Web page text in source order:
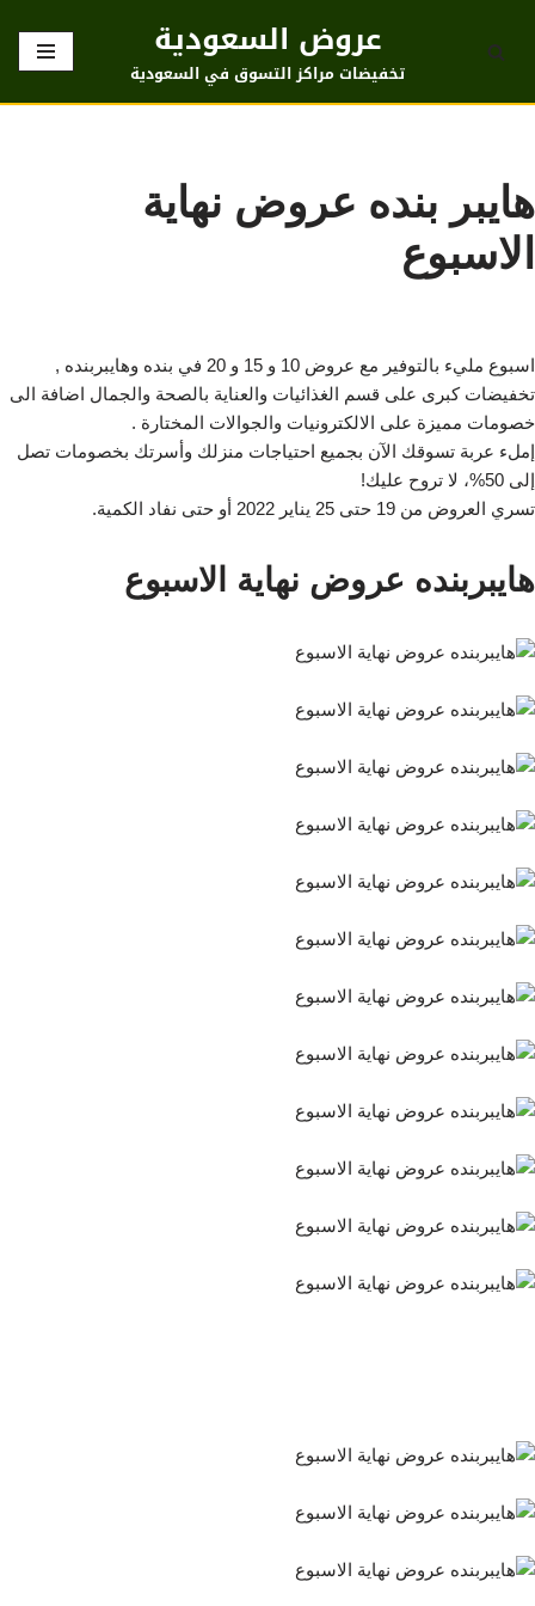
تخطى
عروض السعودية
تخفيضات مراكز التسوق في السعودية
هايبر بنده عروض نهاية
الاسبوع
اسبوع مليء بالتوفير مع عروض 10 و 15 و 20 في بنده وهايبربنده ,
تخفيضات كبرى على قسم الغذائيات والعناية بالصحة والجمال اضافة الى
خصومات مميزة على الالكترونيات والجوالات المختارة .
إملء عربة تسوقك الآن بجميع احتياجات منزلك وأسرتك بخصومات تصل
إلى 50%، لا تروح عليك!
تسري العروض من 19 حتى 25 يناير 2022 أو حتى نفاد الكمية.
هايبربنده عروض نهاية الاسبوع